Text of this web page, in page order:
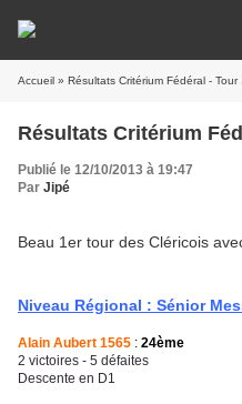
Accueil » Résultats Critérium Fédéral - Tour
Résultats Critérium
Publié le 12/10/2013 à 19:47
Par Jipé
Beau 1er tour des Cléricois
Niveau Régional : Sénior
Alain Aubert 1565 : 24ème
2 victoires - 5 défaites
Descente en D1